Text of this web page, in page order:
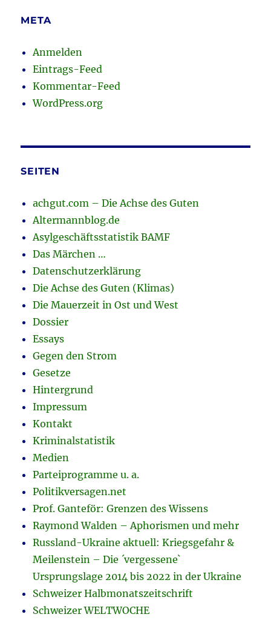
META
Anmelden
Eintrags-Feed
Kommentar-Feed
WordPress.org
SEITEN
achgut.com – Die Achse des Guten
Altermannblog.de
Asylgeschäftsstatistik BAMF
Das Märchen …
Datenschutzerklärung
Die Achse des Guten (Klimas)
Die Mauerzeit in Ost und West
Dossier
Essays
Gegen den Strom
Gesetze
Hintergrund
Impressum
Kontakt
Kriminalstatistik
Medien
Parteiprogramme u. a.
Politikversagen.net
Prof. Ganteför: Grenzen des Wissens
Raymond Walden – Aphorismen und mehr
Russland-Ukraine aktuell: Kriegsgefahr &
Meilenstein – Die ´vergessene`
Ursprungslage 2014 bis 2022 in der Ukraine
Schweizer Halbmonatszeitschrift
Schweizer WELTWOCHE